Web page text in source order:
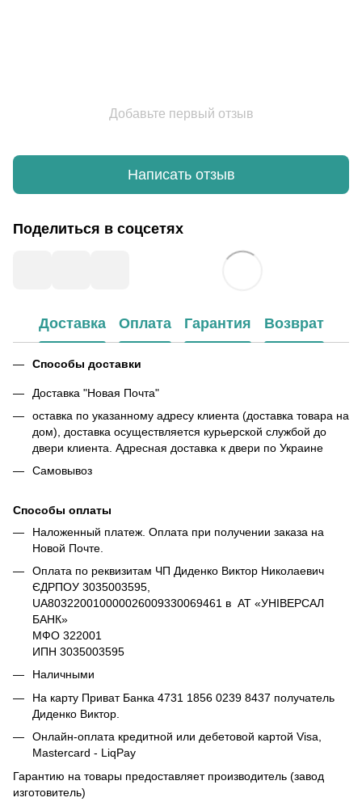
Добавьте первый отзыв
Написать отзыв
Поделиться в соцсетях
Доставка Оплата Гарантия Возврат
Способы доставки
Доставка "Новая Почта"
оставка по указанному адресу клиента (доставка товара на
дом), доставка осуществляется курьерской службой до
двери клиента. Адресная доставка к двери по Украине
Самовывоз
Способы оплаты
Наложенный платеж. Оплата при получении заказа на
Новой Почте.
Оплата по реквизитам ЧП Диденко Виктор Николаевич
ЄДРПОУ 3035003595,
UA803220010000026009330069461 в АТ «УНІВЕРСАЛ
БАНК»
МФО 322001
ИПН 3035003595
Наличными
На карту Приват Банка 4731 1856 0239 8437 получатель
Диденко Виктор.
Онлайн-оплата кредитной или дебетовой картой Visa,
Mastercard - LiqPay
Гарантию на товары предоставляет производитель (завод
изготовитель)